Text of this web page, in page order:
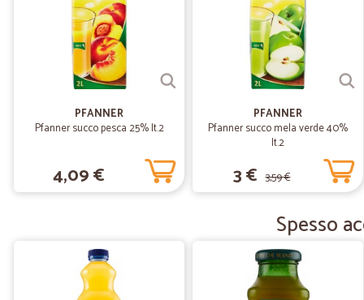
PFANNER
Pfanner succo pesca 25% lt.2
4,09 €
PFANNER
Pfanner succo mela verde 40%
lt.2
3 € 3,59 €
Spesso